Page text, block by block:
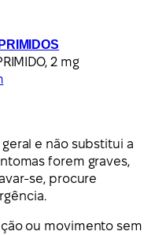
2 mg
e não substitui a
forem graves,
se, procure
ou movimento sem